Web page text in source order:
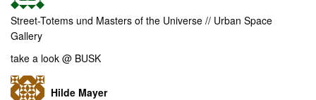
Street-Totems und Masters of the Universe // Urban Space
Gallery
take a look @ BUSK
Hilde Mayer